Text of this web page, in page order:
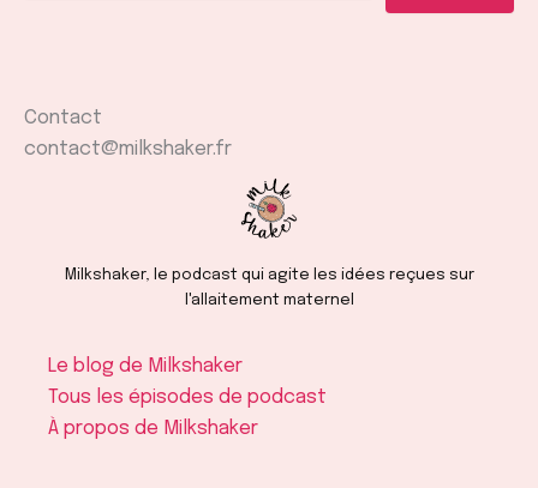
Contact
contact@milkshaker.fr
Milkshaker, le podcast qui agite les idées reçues sur
l'allaitement maternel
Le blog de Milkshaker
Tous les épisodes de podcast
À propos de Milkshaker